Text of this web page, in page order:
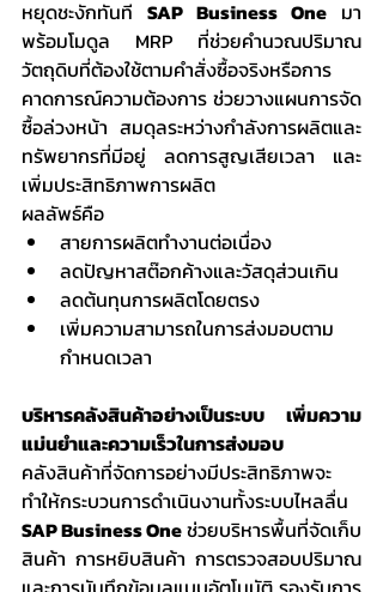
หยุดชะงักทันที SAP Business One มา
พร้อมโมดูล MRP ที่ช่วยคำนวณปริมาณ
วัตถุดิบที่ต้องใช้ตามคำสั่งซื้อจริงหรือการ
คาดการณ์ความต้องการ ช่วยวางแผนการจัด
ซื้อล่วงหน้า สมดุลระหว่างกำลังการผลิตและ
ทรัพยากรที่มีอยู่ ลดการสูญเสียเวลา และ
เพิ่มประสิทธิภาพการผลิต
ผลลัพธ์คือ
สายการผลิตทำงานต่อเนื่อง
ลดปัญหาสต๊อกค้างและวัสดุส่วนเกิน
ลดต้นทุนการผลิตโดยตรง
เพิ่มความสามารถในการส่งมอบตาม
กำหนดเวลา
บริหารคลังสินค้าอย่างเป็นระบบ เพิ่มความ
แม่นยำและความเร็วในการส่งมอบ
คลังสินค้าที่จัดการอย่างมีประสิทธิภาพจะ
SAP Business One ช่วยบริหารพื้นที่จัดเก็บ
สินค้า การหยิบสินค้า การตรวจสอบปริมาณ